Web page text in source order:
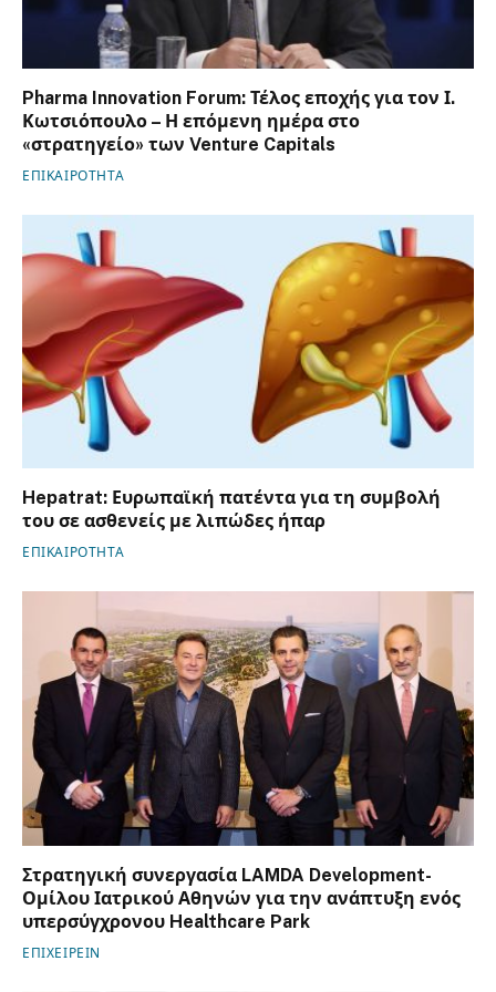
Pharma Innovation Forum: Τέλος εποχής για τον Ι.
Κωτσιόπουλο – Η επόμενη ημέρα στο
«στρατηγείο» των Venture Capitals
ΕΠΙΚΑΙΡΟΤΗΤΑ
Hepatrat: Ευρωπαϊκή πατέντα για τη συμβολή
του σε ασθενείς με λιπώδες ήπαρ
ΕΠΙΚΑΙΡΟΤΗΤΑ
Στρατηγική συνεργασία LAMDA Development-
Ομίλου Ιατρικού Αθηνών για την ανάπτυξη ενός
υπερσύγχρονου Healthcare Park
ΕΠΙΧΕΙΡΕΙΝ